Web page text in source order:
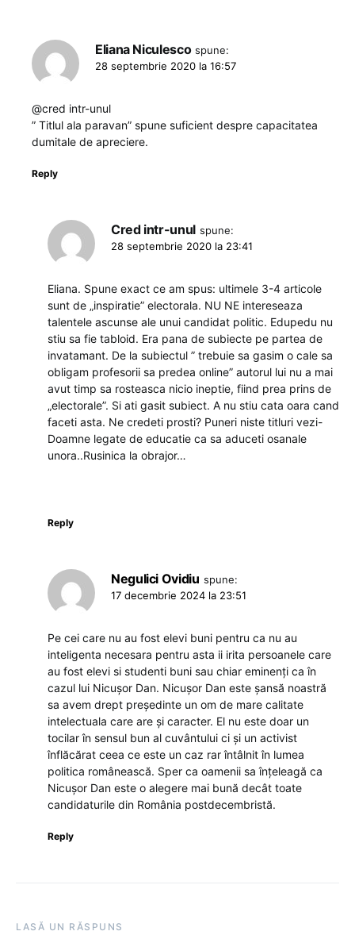
Eliana Niculesco spune:
28 septembrie 2020 la 16:57
@cred intr-unul
” Titlul ala paravan” spune suficient despre capacitatea
dumitale de apreciere.
Reply
Cred intr-unul spune:
28 septembrie 2020 la 23:41
Eliana. Spune exact ce am spus: ultimele 3-4 articole
sunt de „inspiratie” electorala. NU NE intereseaza
talentele ascunse ale unui candidat politic. Edupedu nu
stiu sa fie tabloid. Era pana de subiecte pe partea de
invatamant. De la subiectul ” trebuie sa gasim o cale sa
obligam profesorii sa predea online” autorul lui nu a mai
avut timp sa rosteasca nicio ineptie, fiind prea prins de
„electorale”. Si ati gasit subiect. A nu stiu cata oara cand
faceti asta. Ne credeti prosti? Puneri niste titluri vezi-
Doamne legate de educatie ca sa aduceti osanale
unora..Rusinica la obrajor…
Reply
Negulici Ovidiu spune:
17 decembrie 2024 la 23:51
Pe cei care nu au fost elevi buni pentru ca nu au
inteligenta necesara pentru asta ii irita persoanele care
au fost elevi si studenti buni sau chiar eminenți ca în
cazul lui Nicușor Dan. Nicușor Dan este șansă noastră
sa avem drept președinte un om de mare calitate
intelectuala care are și caracter. El nu este doar un
tocilar în sensul bun al cuvântului ci și un activist
înflăcărat ceea ce este un caz rar întâlnit în lumea
politica românească. Sper ca oamenii sa înțeleagă ca
Nicușor Dan este o alegere mai bună decât toate
candidaturile din România postdecembristă.
Reply
LASĂ UN RĂSPUNS